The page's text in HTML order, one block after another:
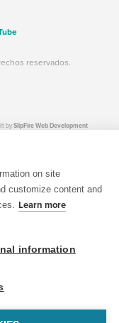
reservados.
bySlipFire Web Development
on site
customize content and
Learn more
information